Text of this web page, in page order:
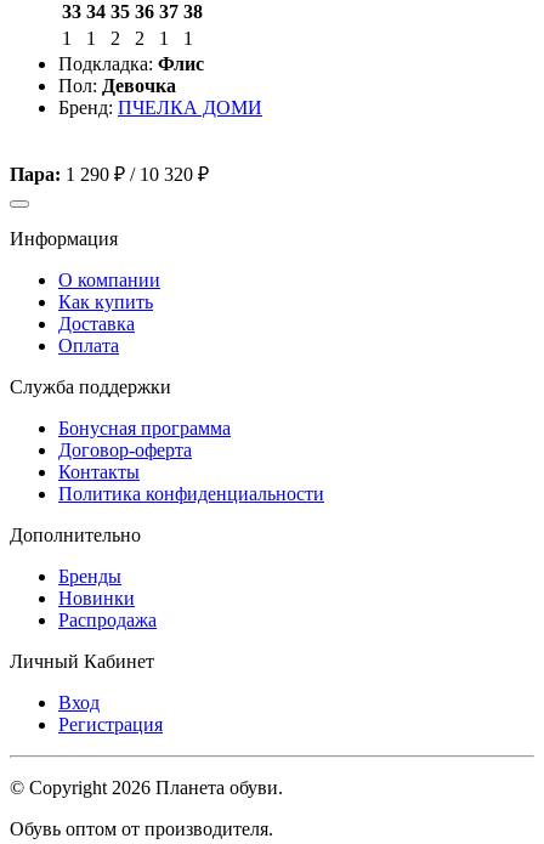
33 34 35 36 37 38
1
1 2 2 1
1
Подкладка: Флис
Пол: Девочка
Бренд: ПЧЕЛКА ДОМИ
Пара: 1 290 ₽ / 10 320 ₽
Информация
О компании
Как купить
Доставка
Оплата
Служба поддержки
Бонусная программа
Договор-оферта
Контакты
Политика конфиденциальности
Дополнительно
Бренды
Новинки
Распродажа
Личный Кабинет
Вход
Регистрация
© Copyright 2026 Планета обуви.
Обувь оптом от производителя.